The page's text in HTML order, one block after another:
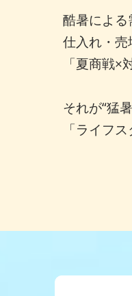
酷暑による
仕入れ・
「夏商戦×
それが“猛
「ライフ